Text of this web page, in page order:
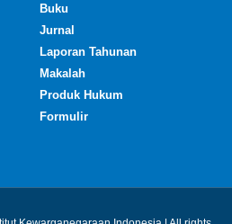
Buku
Jurnal
Laporan Tahunan
Makalah
Produk Hukum
Formulir